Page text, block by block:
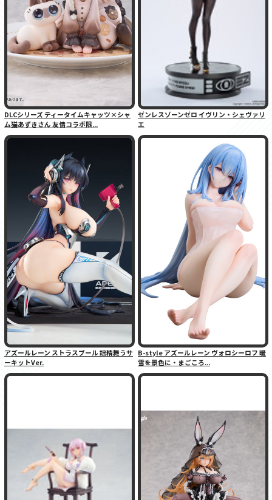
DLCシリーズ ティータイムキャッツ×シャ
ム猫あずきさん 友情コラボ限...
ゼンレスゾーンゼロ イヴリン・シェヴァリ
エ
アズールレーン ストラスブール 謡精舞うサ
ーキットVer.
B-style アズールレーン ヴォロシーロフ 暖
雪を景色に・まごころ...